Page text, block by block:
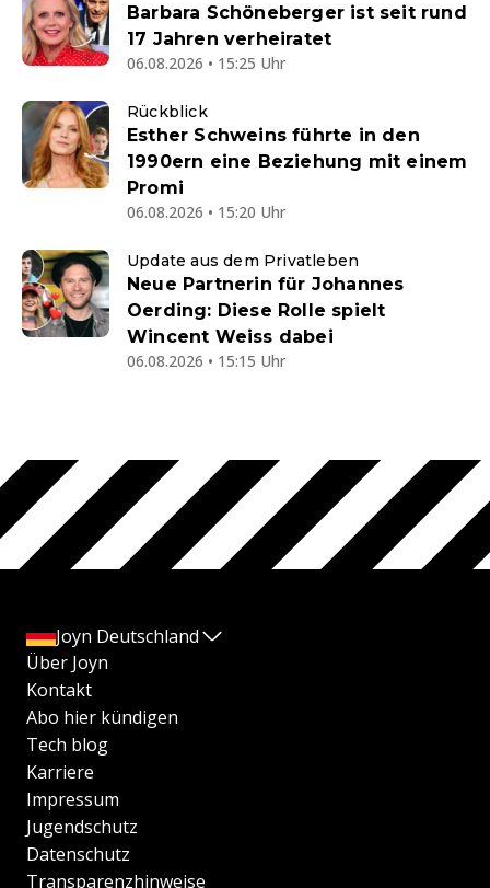
Barbara Schöneberger ist seit rund
17 Jahren verheiratet
06.08.2026 • 15:25 Uhr
Rückblick
Esther Schweins führte in den
1990ern eine Beziehung mit einem
Promi
06.08.2026 • 15:20 Uhr
Update aus dem Privatleben
Neue Partnerin für Johannes
Oerding: Diese Rolle spielt
Wincent Weiss dabei
06.08.2026 • 15:15 Uhr
Joyn Deutschland
Über Joyn
Kontakt
Abo hier kündigen
Tech blog
Karriere
Impressum
Jugendschutz
Datenschutz
Transparenzhinweise